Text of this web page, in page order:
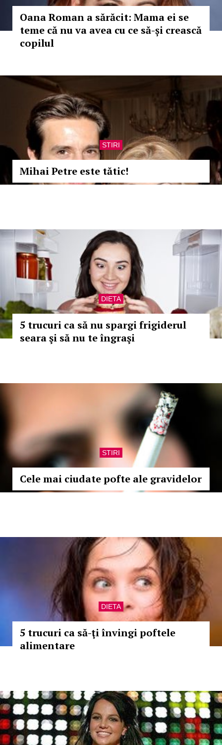
Oana Roman a sărăcit: Mama ei se
teme că nu va avea cu ce să-și crească
copilul
STIRI
Mihai Petre este tătic!
DIETA
5 trucuri ca să nu spargi frigiderul
seara şi să nu te îngraşi
STIRI
Cele mai ciudate pofte ale gravidelor
DIETA
5 trucuri ca să-ţi învingi poftele
alimentare